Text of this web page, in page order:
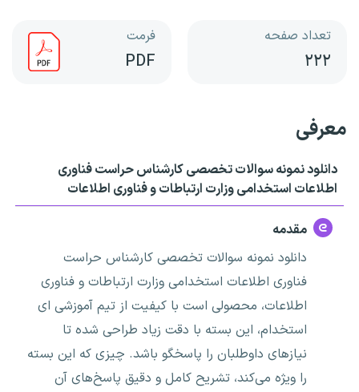
تعداد صفحه
۲۲۲
فرمت
PDF
معرفی
دانلود نمونه سوالات تخصصی کارشناس حراست فناوری
اطلاعات استخدامی وزارت ارتباطات و فناوری اطلاعات
مقدمه
دانلود نمونه سوالات تخصصی کارشناس حراست
فناوری اطلاعات استخدامی وزارت ارتباطات و فناوری
اطلاعات، محصولی است با کیفیت از تیم آموزشی ای
استخدام، این بسته با دقت زیاد طراحی شده تا
نیازهای داوطلبان را پاسخگو باشد. چیزی که این بسته
را ویژه می‌کند، تشریح کامل و دقیق پاسخ‌های آن